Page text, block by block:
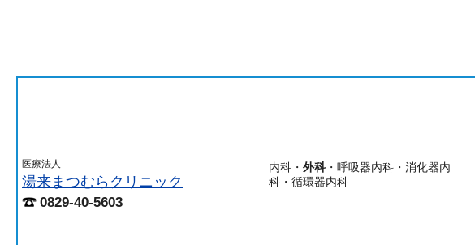
医療法人
湯来まつむらクリニック
0829-40-5603
内科・ 外科・呼吸器内科・消化器内
科・循環器内科